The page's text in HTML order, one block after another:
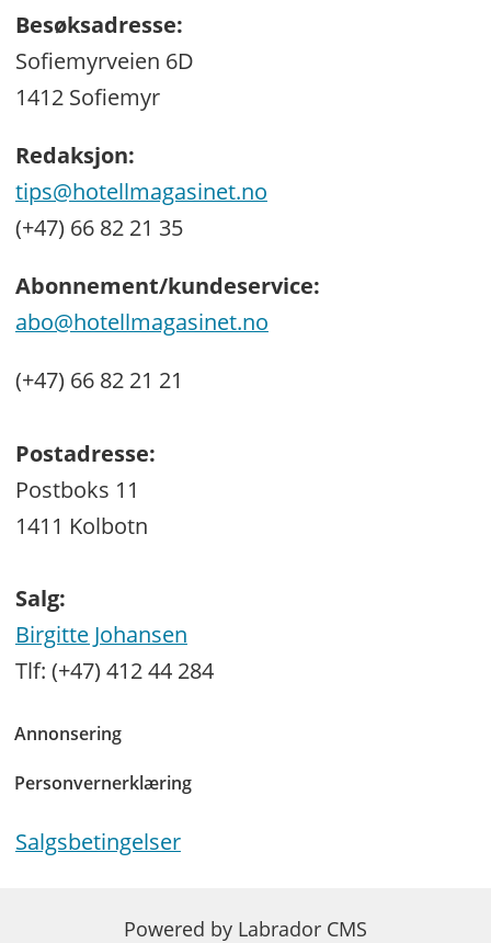
Besøksadresse:
Sofiemyrveien 6D
1412 Sofiemyr
Redaksjon:
tips@hotellmagasinet.no
(+47) 66 82 21 35
Abonnement/kundeservice:
abo@hotellmagasinet.no
(+47) 66 82 21 21
Postadresse:
Postboks 11
1411 Kolbotn
Salg:
Birgitte Johansen
Tlf: (+47) 412 44 284
Annonsering
Personvernerklæring
Salgsbetingelser
Powered by Labrador CMS